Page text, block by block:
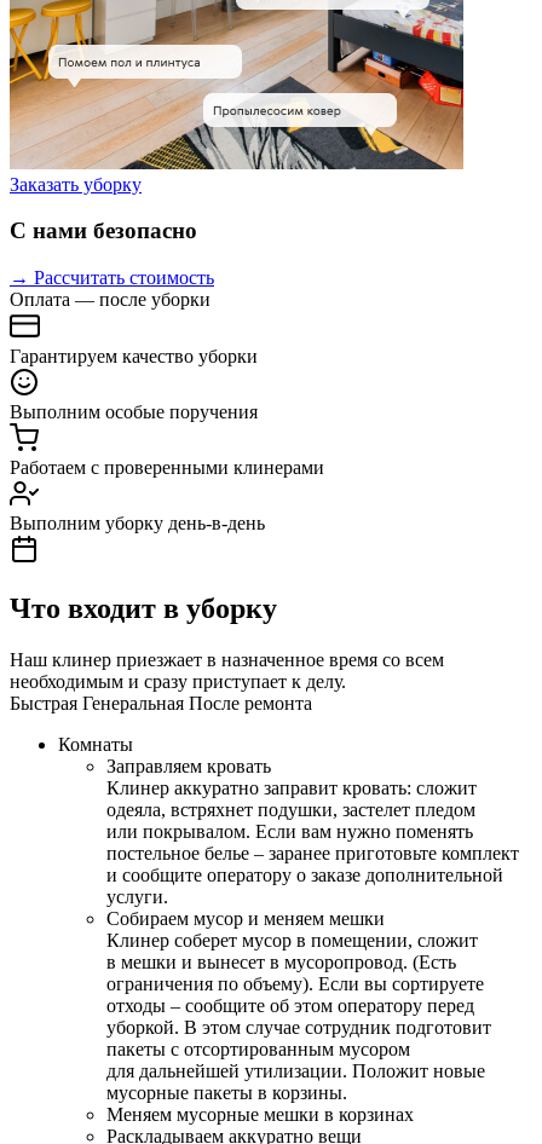
Заказать уборку
С нами безопасно
→ Рассчитать стоимость
Оплата — после уборки
Гарантируем качество уборки
Выполним особые поручения
Работаем с проверенными клинерами
Выполним уборку день-в-день
Что входит в уборку
Наш клинер приезжает в назначенное время со всем
необходимым и сразу приступает к делу.
Быстрая Генеральная После ремонта
Комнаты
Заправляем кровать
Клинер аккуратно заправит кровать: сложит
одеяла, встряхнет подушки, застелет пледом
или покрывалом. Если вам нужно поменять
постельное белье – заранее приготовьте комплект
и сообщите оператору о заказе дополнительной
услуги.
Собираем мусор и меняем мешки
Клинер соберет мусор в помещении, сложит
в мешки и вынесет в мусоропровод. (Есть
ограничения по объему). Если вы сортируете
отходы – сообщите об этом оператору перед
уборкой. В этом случае сотрудник подготовит
пакеты с отсортированным мусором
для дальнейшей утилизации. Положит новые
мусорные пакеты в корзины.
Меняем мусорные мешки в корзинах
Раскладываем аккуратно вещи